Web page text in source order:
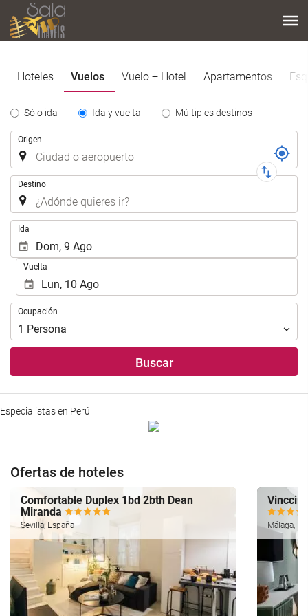
Hoteles Vuelos Vuelo + Hotel Apartamentos
Tipo
Trayecto
Sólo ida Ida y vuelta Múltiples destinos
Trayecto
Origen
Destino
Ida
Vuelta
Ocupación
Ocupación
1 Persona
Buscar
Especialistas en Perú
Ofertas de hoteles
Comfortable Duplex 1bd 2bth Dean
Miranda
Sevilla, España
Vincci
Málaga,